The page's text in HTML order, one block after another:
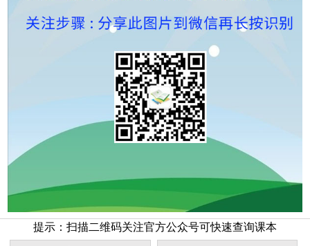
提示：扫描二维码关注官方公众号可快速查询课本